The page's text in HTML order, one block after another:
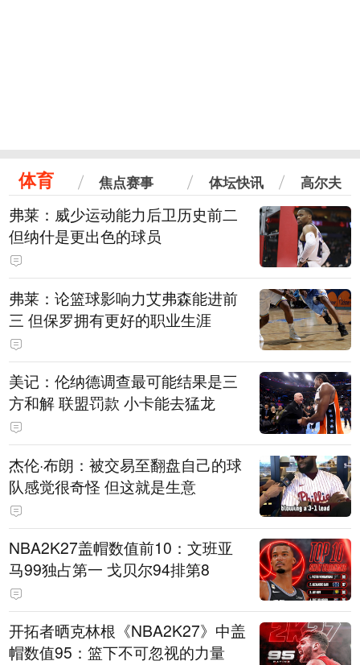
体育 焦点赛事 体坛快讯 高尔夫
弗莱：威少运动能力后卫历史前二
但纳什是更出色的球员
弗莱：论篮球影响力艾弗森能进前
三 但保罗拥有更好的职业生涯
美记：伦纳德调查最可能结果是三
方和解 联盟罚款 小卡能去猛龙
杰伦·布朗：被交易至翻盘自己的球
队感觉很奇怪 但这就是生意
NBA2K27盖帽数值前10：文班亚
马99独占第一 戈贝尔94排第8
开拓者晒克林根《NBA2K27》中盖
帽数值95：篮下不可忽视的力量